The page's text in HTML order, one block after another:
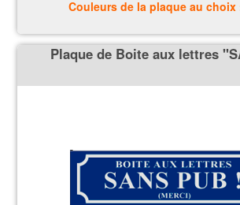
Couleurs de la plaque au choix
Plaque de Boite aux lettres